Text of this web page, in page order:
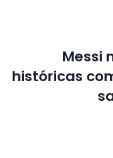
Messi
históricas